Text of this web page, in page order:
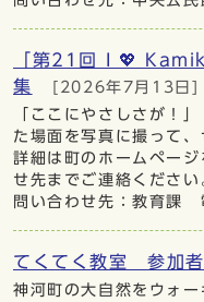
「第21回 I 💖
集
[2026年7月13日]
「ここにやさしさが！
た場面を写真に撮って、
詳細は町のホームペー
せ先までご連絡ください
問い合わせ先：教育
てくてく教室 参加
神河町の大自然をウォ